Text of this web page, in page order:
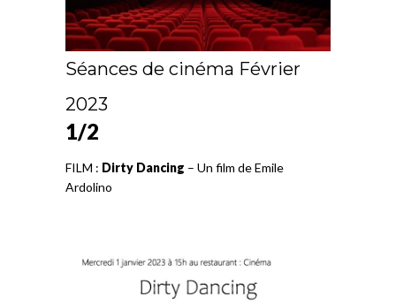
Séances de cinéma Février
2023
1/2
FILM : Dirty Dancing – Un film de Emile
Ardolino